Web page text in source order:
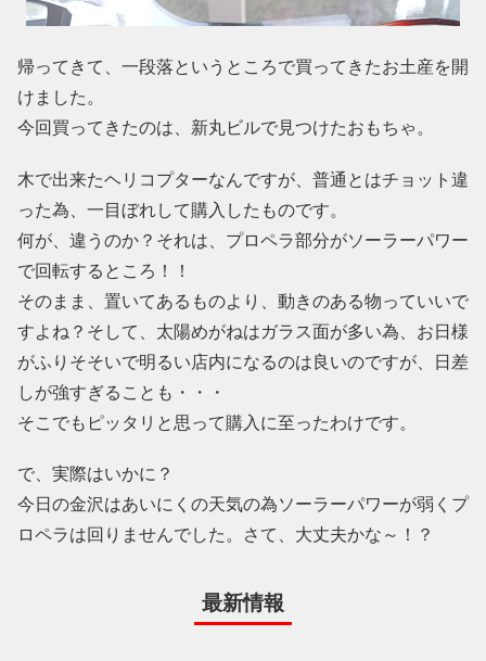
帰ってきて、一段落というところで買ってきたお土産を開
けました。
今回買ってきたのは、新丸ビルで見つけたおもちゃ。
木で出来たヘリコプターなんですが、普通とはチョット違
った為、一目ぼれして購入したものです。
何が、違うのか？それは、プロペラ部分がソーラーパワー
で回転するところ！！
そのまま、置いてあるものより、動きのある物っていいで
すよね？そして、太陽めがねはガラス面が多い為、お日様
がふりそそいで明るい店内になるのは良いのですが、日差
しが強すぎることも・・・
そこでもピッタリと思って購入に至ったわけです。
で、実際はいかに？
今日の金沢はあいにくの天気の為ソーラーパワーが弱くプ
ロペラは回りませんでした。さて、大丈夫かな～！？
最新情報